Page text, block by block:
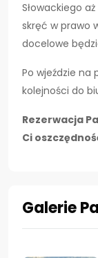
Słowackiego
skręć w prawo
docelowe
Po wjeździe na
kolejności do
Rezerwacja
Ci
Galerie